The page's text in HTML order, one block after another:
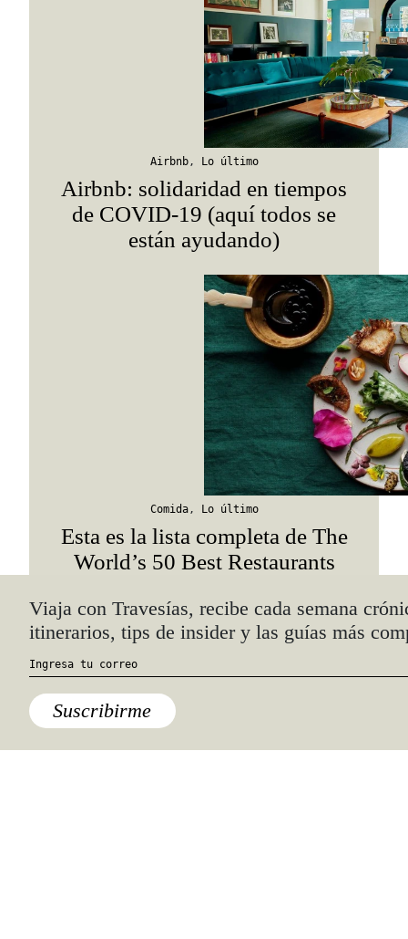
Airbnb, Lo último
Airbnb: solidaridad en tiempos
de COVID-19 (aquí todos se
están ayudando)
Comida, Lo último
Esta es la lista completa de The
World’s 50 Best Restaurants